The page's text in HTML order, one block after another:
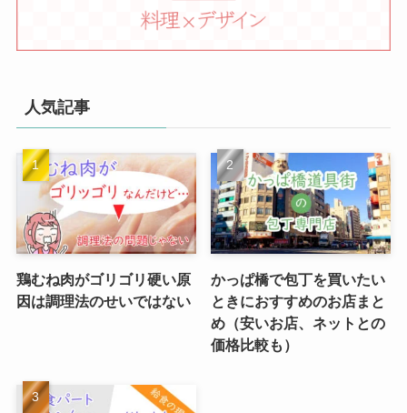
人気記事
鶏むね肉がゴリゴリ硬い原
因は調理法のせいではない
かっぱ橋で包丁を買いたい
ときにおすすめのお店まと
め（安いお店、ネットとの
価格比較も）